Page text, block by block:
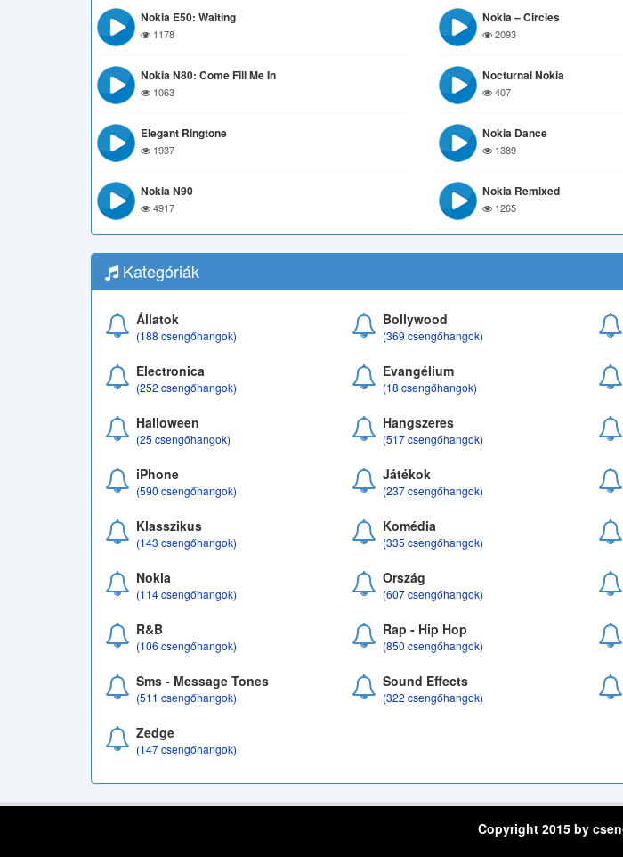
Nokia E50: Waiting
1178
Nokia – Circles
2093
Nokia N80: Come Fill Me In
1063
Nocturnal Nokia
407
Elegant Ringtone
1937
Nokia Dance
1389
Nokia N90
4917
Nokia Remixed
1265
Kategóriák
Állatok
(188 csengőhangok)
Bollywood
(369 csengőhangok)
Electronica
(252 csengőhangok)
Evangélium
(18 csengőhangok)
Halloween
(25 csengőhangok)
Hangszeres
(517 csengőhangok)
iPhone
(590 csengőhangok)
Játékok
(237 csengőhangok)
Klasszikus
(143 csengőhangok)
Komédia
(335 csengőhangok)
Nokia
(114 csengőhangok)
Ország
(607 csengőhangok)
R&B
(106 csengőhangok)
Rap - Hip Hop
(850 csengőhangok)
Sms - Message Tones
(511 csengőhangok)
Sound Effects
(322 csengőhangok)
Zedge
(147 csengőhangok)
Copyright 2015 by